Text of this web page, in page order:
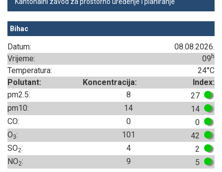
Bihac
Datum:
08.08.2026.
Vrijeme:
09 h
Temperatura:
24°C
Polutant:
Koncentracija:
Index:
pm2.5:
8
27
pm10:
14
14
CO:
0
0
O3: 101
42
SO2: 4
2
NO2: 9 5